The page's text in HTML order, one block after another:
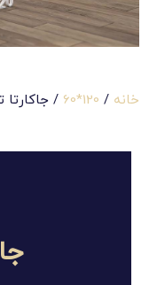
خانه /
120*60 / جاکارتا